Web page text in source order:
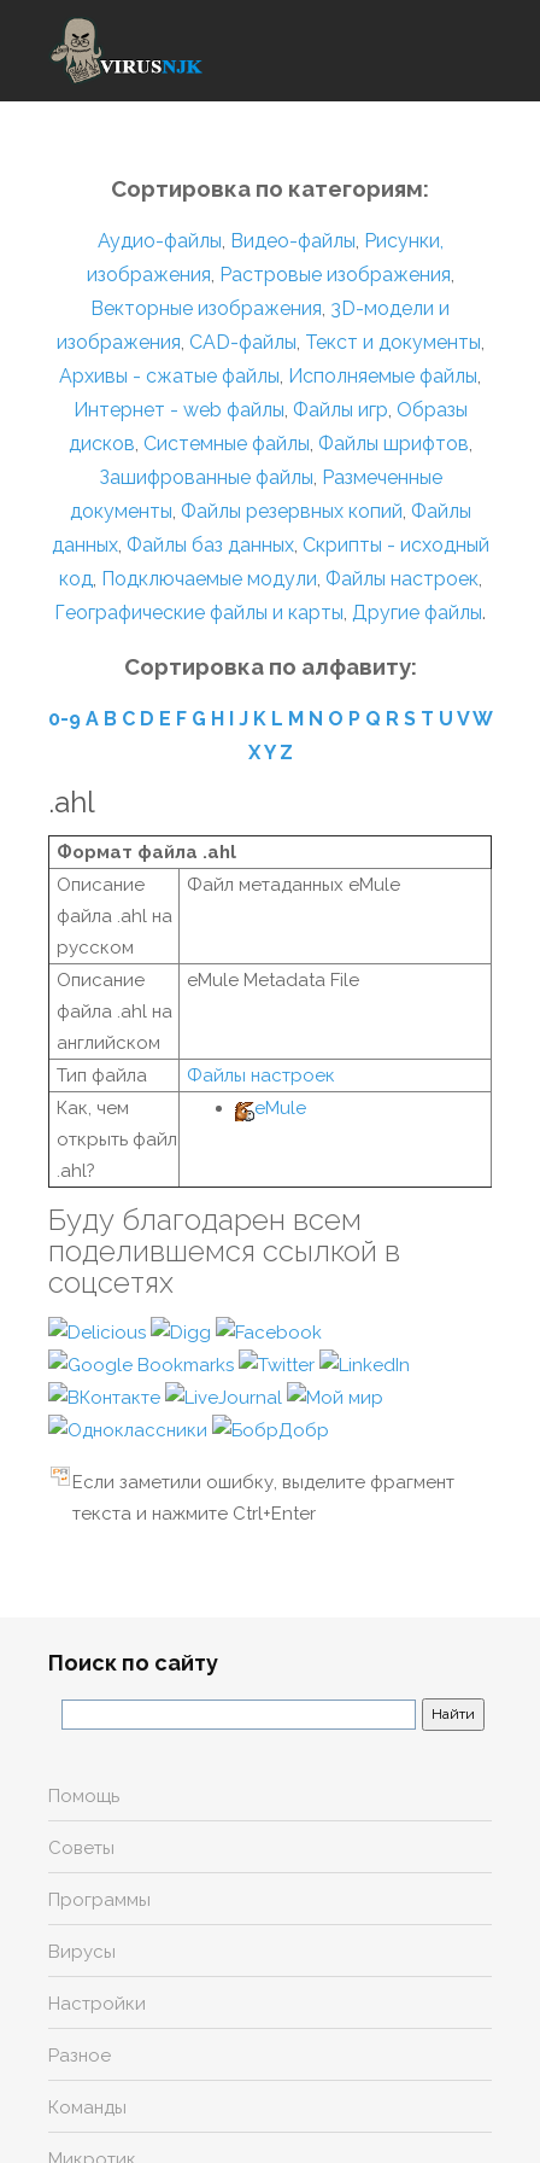
Сортировка по категориям:
Аудио-файлы, Видео-файлы, Рисунки,
изображения, Растровые изображения,
Векторные изображения, 3D-модели и
изображения, CAD-файлы, Текст и документы,
Архивы - сжатые файлы, Исполняемые файлы,
Интернет - web файлы, Файлы игр, Образы
дисков, Системные файлы, Файлы шрифтов,
Зашифрованные файлы, Размеченные
документы, Файлы резервных копий, Файлы
данных, Файлы баз данных, Скрипты - исходный
код, Подключаемые модули, Файлы настроек,
Географические файлы и карты, Другие файлы.
Сортировка по алфавиту:
0-9 A B C D E F G H I J K L M N O P Q R S T U VW
XY Z
.ahl
Формат файла .ahl
Описание
файла .ahl на
русском
Файл метаданных eMule
Описание
файла .ahl на
английском
eMule Metadata File
Тип файла
Файлы настроек
Как, чем
открыть файл
.ahl?
eMule
Буду благодарен всем
поделившемся ссылкой в
соцсетях
Если заметили ошибку, выделите фрагмент
текста и нажмите Ctrl+Enter
Поиск по сайту
Помощь
Советы
Программы
Вирусы
Настройки
Разное
Команды